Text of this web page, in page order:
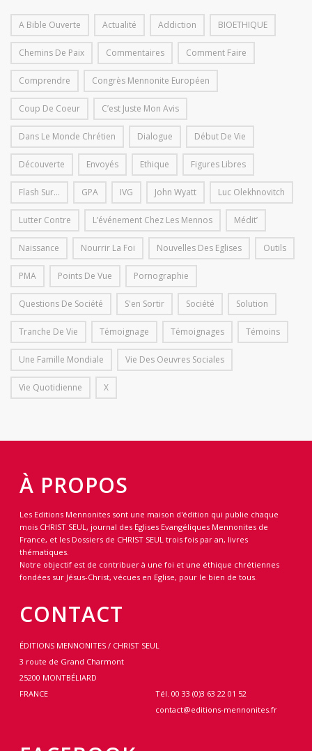
A Bible Ouverte Actualité Addiction BIOETHIQUE
Chemins De Paix Commentaires Comment Faire
Comprendre Congrès Mennonite Européen
Coup De Coeur C’est Juste Mon Avis
Dans Le Monde Chrétien Dialogue Début De Vie
Découverte Envoyés Ethique Figures Libres
Flash Sur... GPA IVG John Wyatt Luc Olekhnovitch
Lutter Contre L’événement Chez Les Mennos Médit’
Naissance Nourrir La Foi Nouvelles Des Eglises Outils
PMA Points De Vue Pornographie
Questions De Société S'en Sortir Société Solution
Tranche De Vie Témoignage Témoignages Témoins
Une Famille Mondiale Vie Des Oeuvres Sociales
Vie Quotidienne X
À PROPOS
Les Editions Mennonites sont une maison d'édition qui publie chaque
mois CHRIST SEUL, journal des Eglises Evangéliques Mennonites de
France, et les Dossiers de CHRIST SEUL trois fois par an, livres
thématiques.
Notre objectif est de contribuer à une foi et une éthique chrétiennes
fondées sur Jésus-Christ, vécues en Eglise, pour le bien de tous.
CONTACT
ÉDITIONS MENNONITES / CHRIST SEUL
3 route de Grand Charmont
25200 MONTBÉLIARD
FRANCE
Tél. 00 33 (0)3 63 22 01 52
contact@editions-mennonites.fr